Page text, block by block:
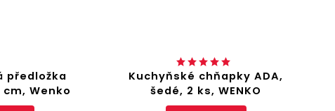
předložka
cm, Wenko
Kuchyňské chňapky ADA,
šedé, 2 ks, WENKO